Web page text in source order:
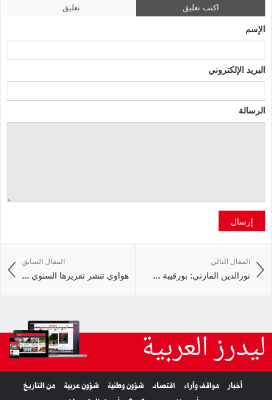
اكتب تعليق تعليق
الإسم
البريد الإلكتروني
الرسالة
إرسال
المقال السابق
هواوي تنشر تقريرها السنوي ...
المقال التالي
نورالدين المازني: بورقيبة ...
ليدرز العربية
أخبار مواقف وآراء اقتصاد شؤون وطنية شؤون عربية
من التاريخ